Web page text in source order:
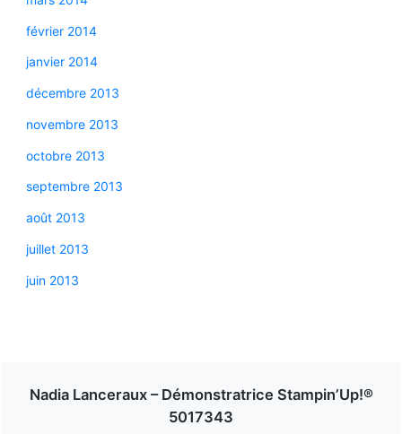
février 2014
janvier 2014
décembre 2013
novembre 2013
octobre 2013
septembre 2013
août 2013
juillet 2013
juin 2013
Nadia Lanceraux – Démonstratrice Stampin’Up!®
5017343